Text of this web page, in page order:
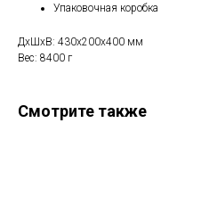
Упаковочная коробка
ДxШxВ: 430x200x400 мм
Вес: 8400 г
Смотрите также